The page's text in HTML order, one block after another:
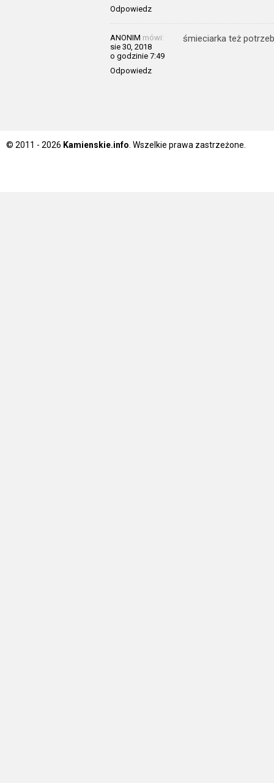
Odpowiedz
ANONIM mówi:
sie 30, 2018
o godzinie 7:49
Odpowiedz
śmieciarka też
© 2011 - 2026 Kamienskie.info . Wszelkie prawa zastrzeżone.